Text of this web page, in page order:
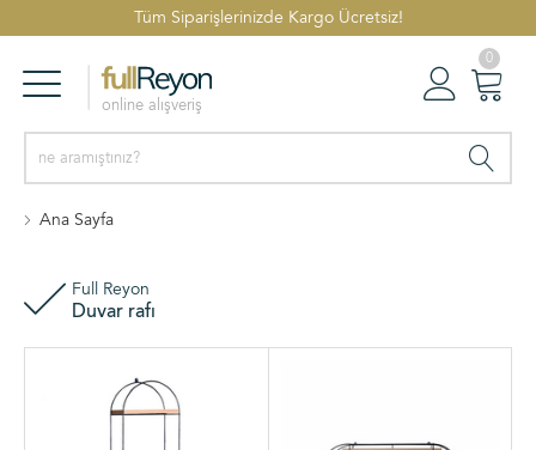
Tüm Siparişlerinizde Kargo Ücretsiz!
online alışveriş
0
Ana Sayfa
Full Reyon
Duvar rafı